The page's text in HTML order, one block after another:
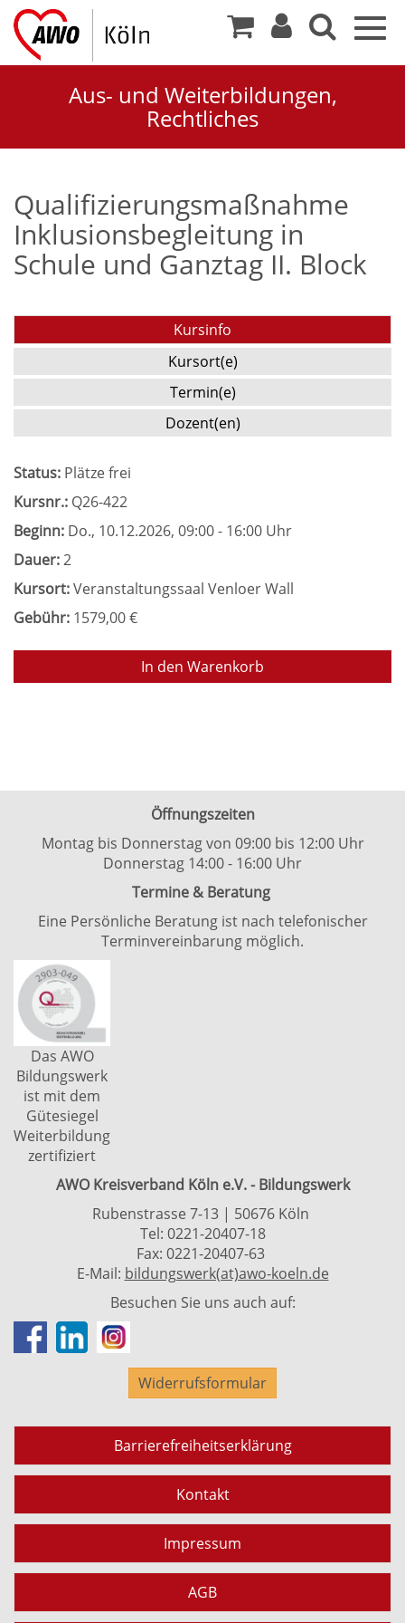
Aus- und Weiterbildungen,
Rechtliches
Qualifizierungsmaßnahme
Inklusionsbegleitung in
Schule und Ganztag II. Block
Kursinfo
Kursort(e)
Termin(e)
Dozent(en)
Status: Plätze frei
Kursnr.: Q26-422
Beginn: Do., 10.12.2026, 09:00 - 16:00 Uhr
Dauer:2
Kursort:Veranstaltungssaal Venloer Wall
Gebühr: 1579,00 €
In den Warenkorb
Öffnungszeiten
Montag bis Donnerstag von 09:00 bis 12:00 Uhr
Donnerstag 14:00 - 16:00 Uhr
Termine & Beratung
Eine Persönliche Beratung ist nach telefonischer
Terminvereinbarung möglich.
Das AWO
Bildungswerk
ist mit dem
Gütesiegel
Weiterbildung
zertifiziert
AWO Kreisverband Köln e.V. - Bildungswerk
Rubenstrasse 7-13 | 50676 Köln
Tel: 0221-20407-18
Fax: 0221-20407-63
E-Mail: bildungswerk(at)awo-koeln.de
Besuchen Sie uns auch auf:
Widerrufsformular
Barrierefreiheitserklärung
Kontakt
Impressum
AGB